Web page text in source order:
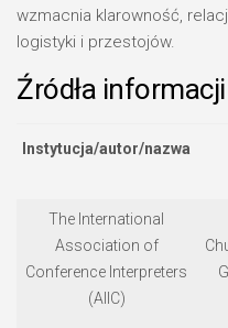
wzmacnia klarowność,
logistyki i przestojów.
Źródła informacji
Instytucja/autor/nazwa
The International
Association of
Conference Interpreters
(AIIC)